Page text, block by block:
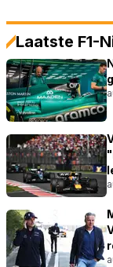
Laatste F1-